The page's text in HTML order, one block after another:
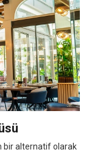
bir alternatif olarak